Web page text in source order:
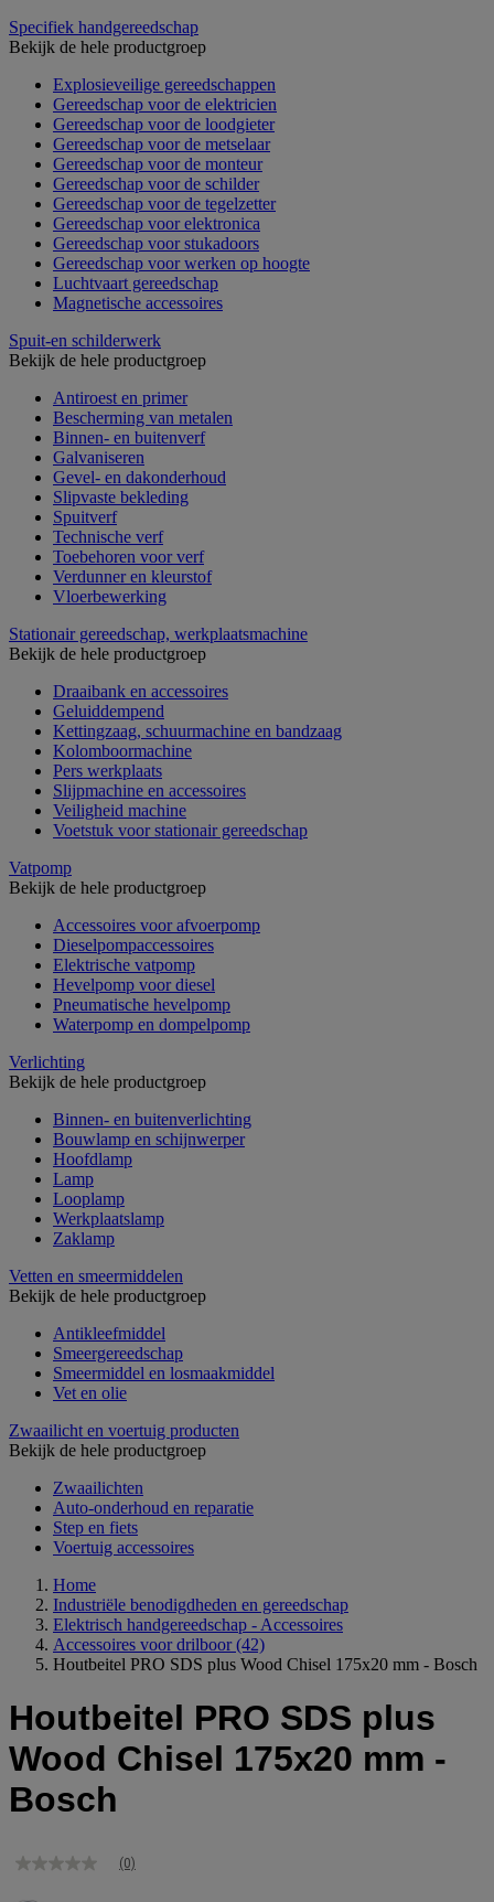
Specifiek handgereedschap
Bekijk de hele productgroep
Explosieveilige gereedschappen
Gereedschap voor de elektricien
Gereedschap voor de loodgieter
Gereedschap voor de metselaar
Gereedschap voor de monteur
Gereedschap voor de schilder
Gereedschap voor de tegelzetter
Gereedschap voor elektronica
Gereedschap voor stukadoors
Gereedschap voor werken op hoogte
Luchtvaart gereedschap
Magnetische accessoires
Spuit-en schilderwerk
Bekijk de hele productgroep
Antiroest en primer
Bescherming van metalen
Binnen- en buitenverf
Galvaniseren
Gevel- en dakonderhoud
Slipvaste bekleding
Spuitverf
Technische verf
Toebehoren voor verf
Verdunner en kleurstof
Vloerbewerking
Stationair gereedschap, werkplaatsmachine
Bekijk de hele productgroep
Draaibank en accessoires
Geluiddempend
Kettingzaag, schuurmachine en bandzaag
Kolomboormachine
Pers werkplaats
Slijpmachine en accessoires
Veiligheid machine
Voetstuk voor stationair gereedschap
Vatpomp
Bekijk de hele productgroep
Accessoires voor afvoerpomp
Dieselpompaccessoires
Elektrische vatpomp
Hevelpomp voor diesel
Pneumatische hevelpomp
Waterpomp en dompelpomp
Verlichting
Bekijk de hele productgroep
Binnen- en buitenverlichting
Bouwlamp en schijnwerper
Hoofdlamp
Lamp
Looplamp
Werkplaatslamp
Zaklamp
Vetten en smeermiddelen
Bekijk de hele productgroep
Antikleefmiddel
Smeergereedschap
Smeermiddel en losmaakmiddel
Vet en olie
Zwaailicht en voertuig producten
Bekijk de hele productgroep
Zwaailichten
Auto-onderhoud en reparatie
Step en fiets
Voertuig accessoires
Home
Industriële benodigdheden en gereedschap
Elektrisch handgereedschap - Accessoires
Accessoires voor drilboor (42)
Houtbeitel PRO SDS plus Wood Chisel 175x20 mm - Bosch
Houtbeitel PRO SDS plus
Wood Chisel 175x20 mm -
Bosch
Geen
(0)